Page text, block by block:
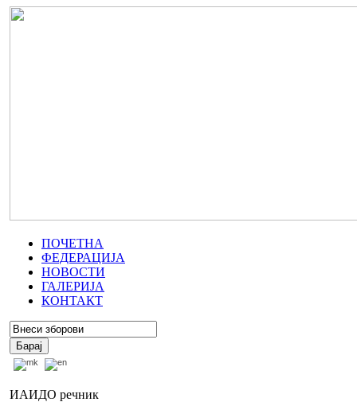
ПОЧЕТНА
ФЕДЕРАЦИЈА
НОВОСТИ
ГАЛЕРИЈА
КОНТАКТ
Барај
ИАИДО речник